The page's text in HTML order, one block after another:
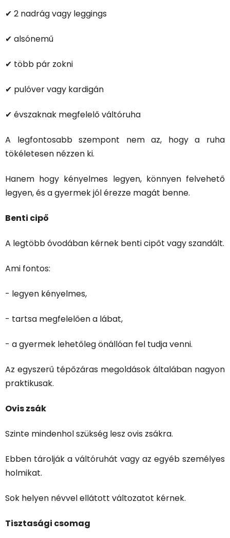
✔ 2 nadrág vagy leggings
✔ alsónemű
✔ több pár zokni
✔ pulóver vagy kardigán
✔ évszaknak megfelelő váltóruha
A legfontosabb szempont nem az, hogy a ruha
tökéletesen nézzen ki.
Hanem hogy kényelmes legyen, könnyen felvehető
legyen, és a gyermek jól érezze magát benne.
Benti cipő
A legtöbb óvodában kérnek benti cipőt vagy szandált.
Ami fontos:
- legyen kényelmes,
- tartsa megfelelően a lábat,
- a gyermek lehetőleg önállóan fel tudja venni.
Az egyszerű tépőzáras megoldások általában nagyon
praktikusak.
Ovis zsák
Szinte mindenhol szükség lesz ovis zsákra.
Ebben tárolják a váltóruhát vagy az egyéb személyes
holmikat.
Sok helyen névvel ellátott változatot kérnek.
Tisztasági csomag